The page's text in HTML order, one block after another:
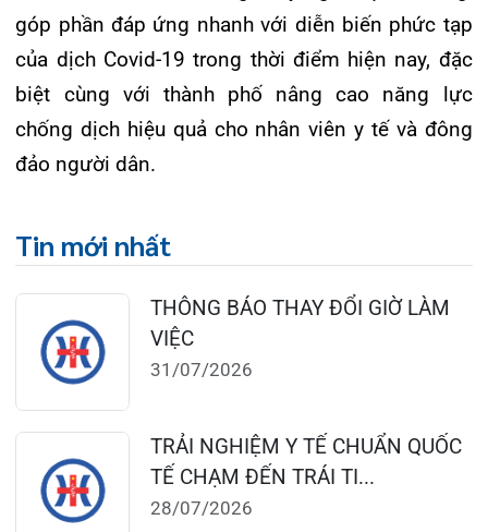
HẢI PHÒNG THÔNG BÁO T...
27/07/2026
CẢNH BÁO: TỰ Ý SỬ DỤNG
THUỐC NAM, THUỐC BẮC KHÔ...
24/07/2026
TỔNG QUAN VỀ BỆNH LÝ THOÁI
HÓA KHỚP VÀ CƠ SỞ SI...
23/07/2026
Đặt lịch khám